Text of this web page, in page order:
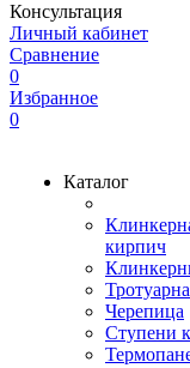
Консультация
Личный кабинет
Сравнение
0
Избранное
0
Каталог
кирпич
Черепица
Ступени